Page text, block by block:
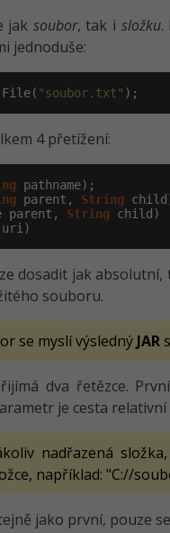
jak soubor, tak i složku.
jednoduše:
File( "soubor.txt" );
4 přetížení:
parent, String
parent, String
uri)
dosadit jak
souboru.
se myslí výsledný JAR
dva řetězce.
je cesta
nadřazená
například: "C://
jako první, pouze